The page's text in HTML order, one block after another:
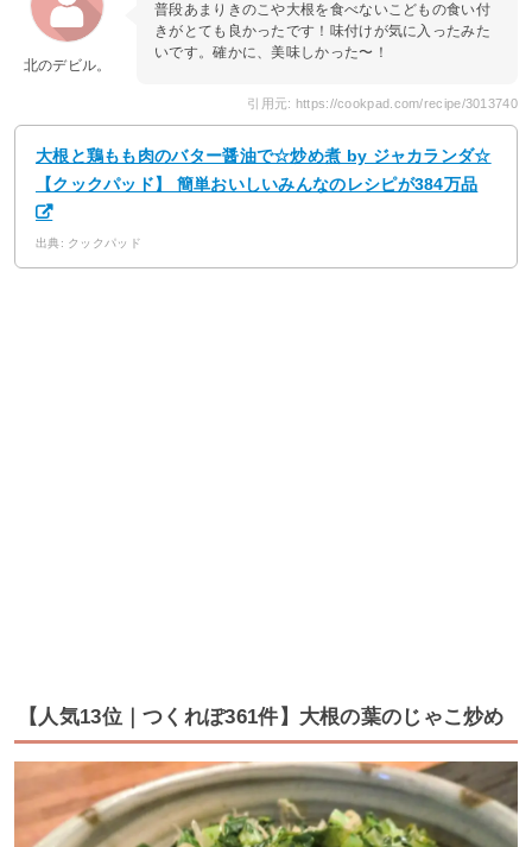
北のデビル。
普段あまりきのこや大根を食べないこどもの食い付
きがとても良かったです！味付けが気に入ったみた
いです。確かに、美味しかった〜！
引用元: https://cookpad.com/recipe/3013740
大根と鶏もも肉のバター醤油で☆炒め煮 by ジャカランダ☆
【クックパッド】 簡単おいしいみんなのレシピが384万品
出典: クックパッド
【人気13位｜つくれぽ361件】大根の葉のじゃこ炒め